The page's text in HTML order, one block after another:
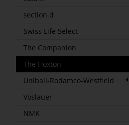
section.d
Swiss Life Select
The Companion
The Hoxton
Unibail-Rodamco-Westfield
Vöslauer
NMK